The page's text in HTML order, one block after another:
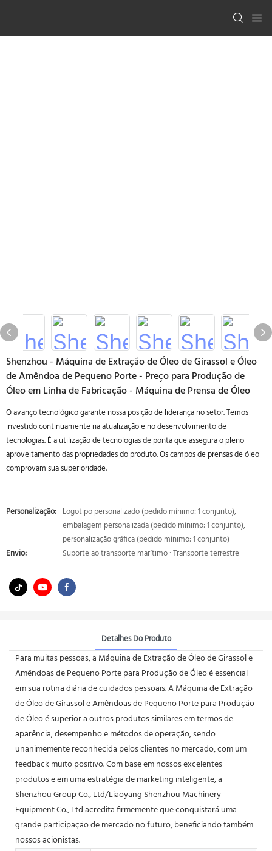
Shenzhou - Máquina de Extração de Óleo de Girassol e Óleo
de Amêndoa de Pequeno Porte - Preço para Produção de
Óleo em Linha de Fabricação - Máquina de Prensa de Óleo
O avanço tecnológico garante nossa posição de liderança no setor. Temos
investido continuamente na atualização e no desenvolvimento de
tecnologias. É a utilização de tecnologias de ponta que assegura o pleno
aproveitamento das propriedades do produto. Os campos de prensas de óleo
comprovam sua superioridade.
Personalização: Logotipo personalizado (pedido mínimo: 1 conjunto),
embalagem personalizada (pedido mínimo: 1 conjunto),
personalização gráfica (pedido mínimo: 1 conjunto)
Envio:
Suporte ao transporte marítimo · Transporte terrestre
Detalhes Do Produto
Para muitas pessoas, a Máquina de Extração de Óleo de Girassol e
Amêndoas de Pequeno Porte para Produção de Óleo é essencial
em sua rotina diária de cuidados pessoais. A Máquina de Extração
de Óleo de Girassol e Amêndoas de Pequeno Porte para Produção
de Óleo é superior a outros produtos similares em termos de
aparência, desempenho e métodos de operação, sendo
unanimemente reconhecida pelos clientes no mercado, com um
feedback muito positivo. Com base em nossos excelentes
produtos e em uma estratégia de marketing inteligente, a
Shenzhou Group Co., Ltd/Liaoyang Shenzhou Machinery
Equipment Co., Ltd acredita firmemente que conquistará uma
grande participação de mercado no futuro, beneficiando também
nossos acionistas.